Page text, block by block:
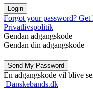
Forgot your password? Get
Privatlivspolitik
Gendan adgangskode
Gendan din adgangskode
En adgangskode vil blive
Danskebands.dk